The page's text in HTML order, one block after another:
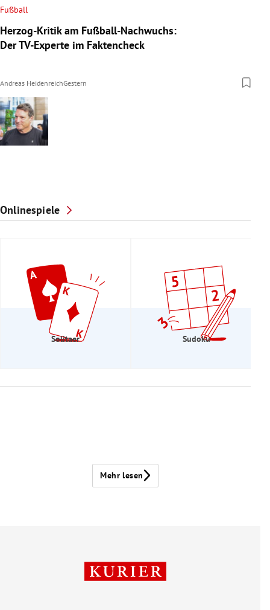
Fußball
Herzog-Kritik am Fußball-Nachwuchs:
Der TV-Experte im Faktencheck
Andreas HeidenreichGestern
Onlinespiele
Solitaer Sudoku
Mehr lesen